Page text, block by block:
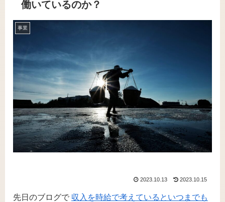
働いているのか？
事業
2023.10.13 2023.10.15
先日のブログで 収入を時給で考えているといつまでも